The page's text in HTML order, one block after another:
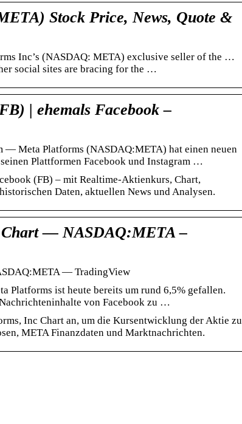
Stock Price, News, Quote &
Inc’s (NASDAQ: META) exclusive seller of the …
social sites are bracing for the …
| ehemals Facebook –
— Meta Platforms (NASDAQ:META) hat einen neuen
Plattformen Facebook und Instagram …
(FB) – mit Realtime-Aktienkurs, Chart,
Daten, aktuellen News und Analysen.
— NASDAQ:META –
— TradingView
Platforms ist heute bereits um rund 6,5% gefallen.
von Facebook zu …
Inc Chart an, um die Kursentwicklung der Aktie zu
META Finanzdaten und Marktnachrichten.